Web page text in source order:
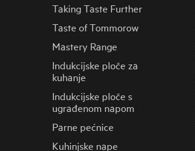
Taking Taste Further
Taste of Tommorow
Mastery Range
Indukcijske ploče za
kuhanje
Indukcijske ploče s
ugrađenom napom
Parne pećnice
Kuhinjske nape